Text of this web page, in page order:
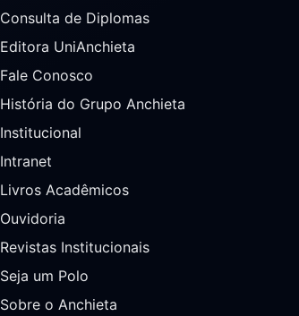
Consulta de Diplomas
Editora UniAnchieta
Fale Conosco
História do Grupo Anchieta
Institucional
Intranet
Livros Acadêmicos
Ouvidoria
Revistas Institucionais
Seja um Polo
Sobre o Anchieta